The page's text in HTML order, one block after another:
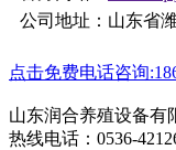
公司地址：山东省
点击免费电话咨询
山东润合养殖设备
热线电话：0536-